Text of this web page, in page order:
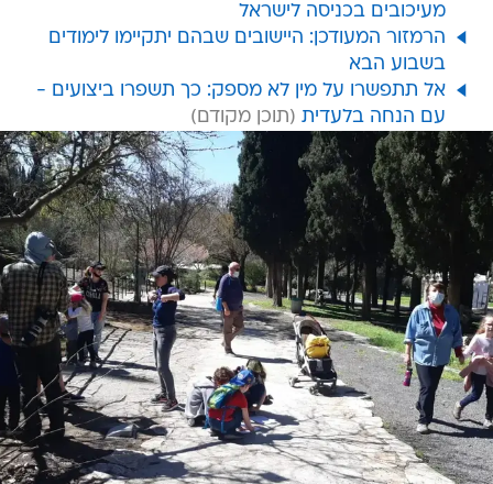
מעיכובים בכניסה לישראל
הרמזור המעודכן: היישובים שבהם יתקיימו לימודים
בשבוע הבא
אל תתפשרו על מין לא מספק: כך תשפרו ביצועים -
עם הנחה בלעדית